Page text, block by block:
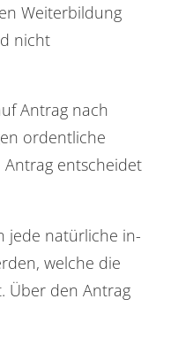
Weiterbildung
nicht
Antrag nach
ordentliche
entscheidet
jede natürliche in-
welche die
Über den Antrag